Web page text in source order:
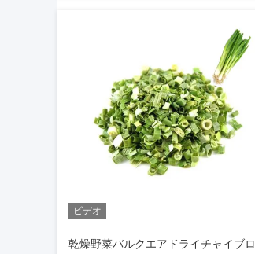
ビデオ
乾燥野菜バルクエアドライチャイブロ